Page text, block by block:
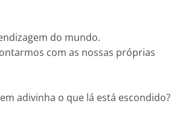
do mundo.
com as nossas próprias
adivinha o que lá está escondido?